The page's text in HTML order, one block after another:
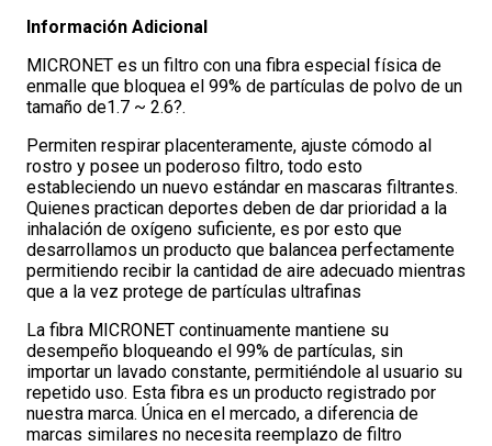
Información Adicional
MICRONET es un filtro con una fibra especial física de
enmalle que bloquea el 99% de partículas de polvo de un
tamaño de1.7 ~ 2.6?.
Permiten respirar placenteramente, ajuste cómodo al
rostro y posee un poderoso filtro, todo esto
estableciendo un nuevo estándar en mascaras filtrantes.
Quienes practican deportes deben de dar prioridad a la
inhalación de oxígeno suficiente, es por esto que
desarrollamos un producto que balancea perfectamente
permitiendo recibir la cantidad de aire adecuado mientras
que a la vez protege de partículas ultrafinas
La fibra MICRONET continuamente mantiene su
desempeño bloqueando el 99% de partículas, sin
importar un lavado constante, permitiéndole al usuario su
repetido uso. Esta fibra es un producto registrado por
nuestra marca. Única en el mercado, a diferencia de
marcas similares no necesita reemplazo de filtro